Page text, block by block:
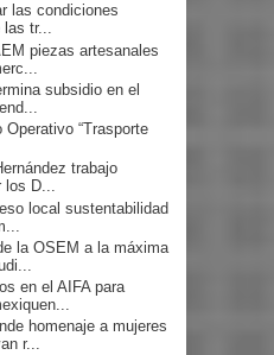
las condiciones
las tr...
piezas artesanales
subsidio en el
Operativo “Trasporte
trabajo
los D...
local sustentabilidad
la OSEM a la máxima
en el AIFA para
homenaje a mujeres
r...